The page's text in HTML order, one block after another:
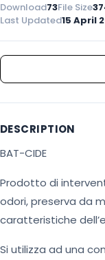
Download73File Size
Last Updated15 April
DESCRIPTION
BAT-CIDE
Prodotto di
odori, preserva da
caratteristiche
Si utilizza ad una